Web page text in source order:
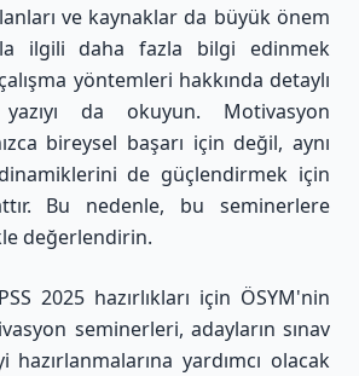
ve kaynaklar da büyük önem
ilgili daha fazla bilgi edinmek
yöntemleri hakkında detaylı
da okuyun. Motivasyon
bireysel başarı için değil, aynı
de güçlendirmek için
Bu nedenle, bu seminerlere
değerlendirin.
2025 hazırlıkları için ÖSYM'nin
seminerleri, adayların sınav
yardımcı olacak